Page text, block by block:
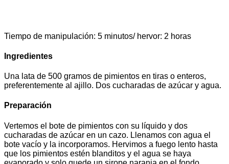
Tiempo de manipulación: 5 minutos/ hervor: 2 horas
Ingredientes
Una lata de 500 gramos de pimientos en tiras o enteros,
preferentemente al ajillo. Dos cucharadas de azúcar y agua.
Preparación
Vertemos el bote de pimientos con su líquido y dos
cucharadas de azúcar en un cazo. Llenamos con agua el
bote vacío y la incorporamos. Hervimos a fuego lento hasta
que los pimientos estén blanditos y el agua se haya